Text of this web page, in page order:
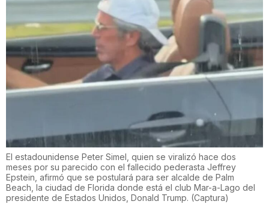
El estadounidense Peter Simel, quien se viralizó hace dos
meses por su parecido con el fallecido pederasta Jeffrey
Epstein, afirmó que se postulará para ser alcalde de Palm
Beach, la ciudad de Florida donde está el club Mar-a-Lago del
presidente de Estados Unidos, Donald Trump. (Captura)